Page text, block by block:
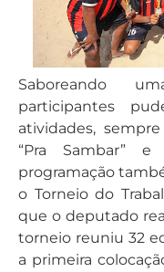
Saboreando
participantes
atividades,
“Pra Sambar” e
programação
o Torneio do
que o deputado
torneio reuniu 32
a primeira